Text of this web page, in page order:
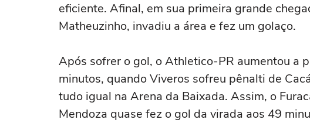
eficiente. Afinal, em sua primeira grande
Matheuzinho, invadiu a área e fez um golaço.
Após sofrer o gol, o Athletico-PR aumentou a
minutos, quando Viveros sofreu pênalti de
tudo igual na Arena da Baixada. Assim, o
Mendoza quase fez o gol da virada aos 49